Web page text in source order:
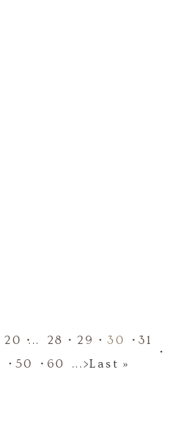
20 ... 28 29 30
31
50 60 ... >Last »